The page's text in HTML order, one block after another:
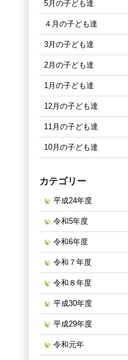
5月の子ども達
４月の子ども達
3月の子ども達
2月の子ども達
1月の子ども達
12月の子ども達
11月の子ども達
10月の子ども達
カテゴリー
平成24年度
令和5年度
令和6年度
令和７年度
令和８年度
平成30年度
平成29年度
令和元年